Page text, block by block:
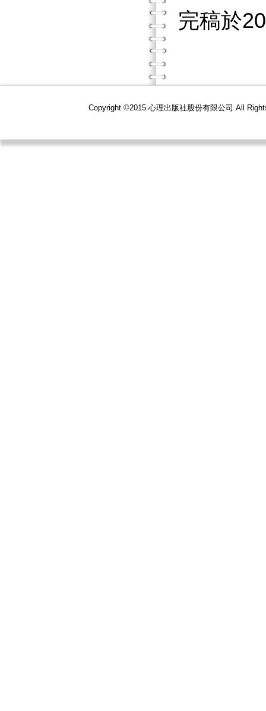
完稿於
Copyright ©2015 心理出版社股份有限公司 All